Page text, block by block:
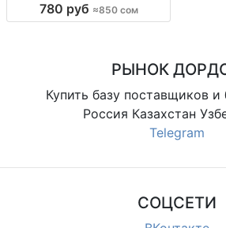
по модели, повседневные, для
780 руб ≈850 сом
РЫНОК
Купить базу поставщиков и
Россия Казахстан
Telegram
СОЦСЕТИ